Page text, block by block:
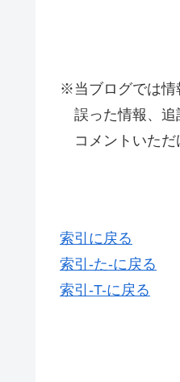
※当ブログでは情
誤った情報、追
コメントいただ
索引に戻る
索引-た-に戻る
索引-T-に戻る